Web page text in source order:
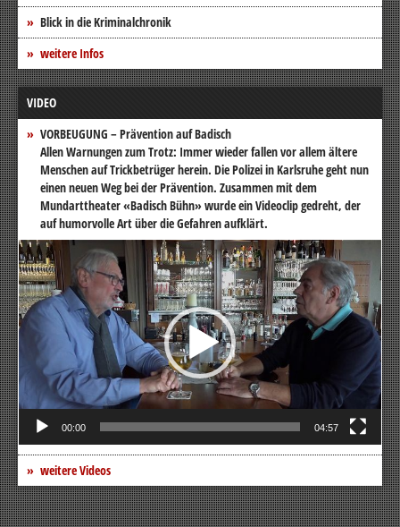
Blick in die Kriminalchronik
weitere Infos
VIDEO
VORBEUGUNG – Prävention auf Badisch
Allen Warnungen zum Trotz: Immer wieder fallen vor allem ältere
Menschen auf Trickbetrüger herein. Die Polizei in Karlsruhe geht nun
einen neuen Weg bei der Prävention. Zusammen mit dem
Mundarttheater «Badisch Bühn» wurde ein Videoclip gedreht, der
auf humorvolle Art über die Gefahren aufklärt.
Video-
Player
00:00 04:57
weitere Videos